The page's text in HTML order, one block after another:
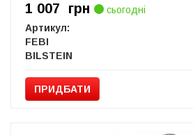
1 007 грн
сьогодні
Артикул:
FEBI
BILSTEIN
ПРИДБАТИ